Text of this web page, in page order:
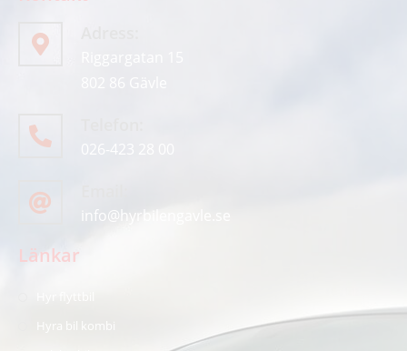
026-423 28 00
info@hyrbilengavle.se
Länkar
Hyra bil kombi